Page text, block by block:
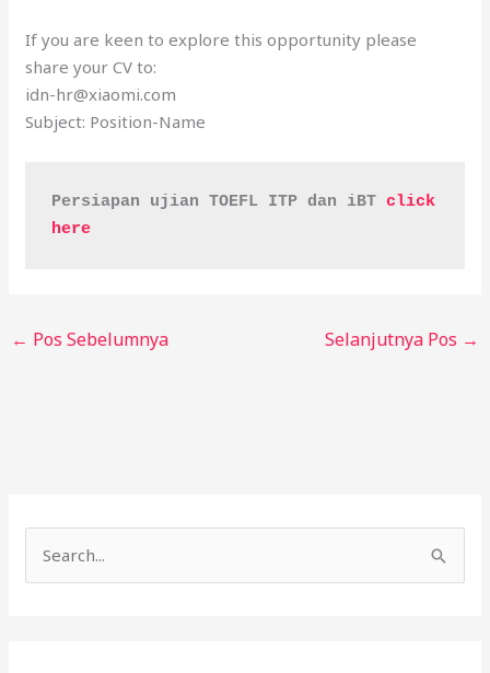
If you are keen to explore this opportunity please
share your CV to:
idn-hr@xiaomi.com
Subject: Position-Name
Persiapan ujian TOEFL ITP dan iBT click
here
← Pos Sebelumnya Selanjutnya Pos →